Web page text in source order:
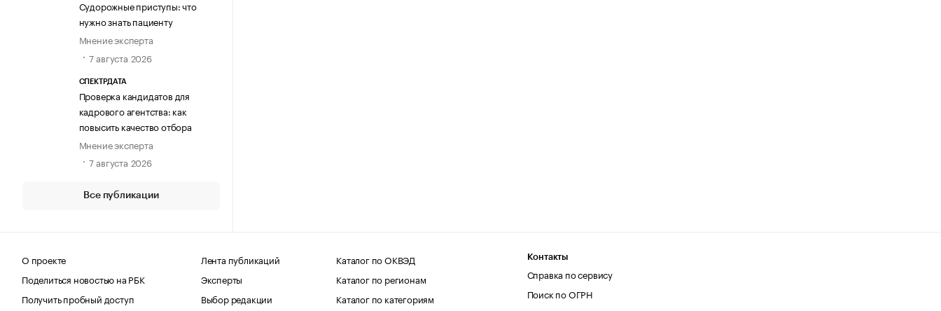
Судорожные приступы: что
нужно знать пациенту
Мнение эксперта
7 августа 2026
СПЕКТРДАТА
Проверка кандидатов для
кадрового агентства: как
повысить качество отбора
Мнение эксперта
7 августа 2026
Все публикации
О проекте
Поделиться новостью на РБК
Получить пробный доступ
Лента публикаций
Эксперты
Выбор редакции
Каталог по ОКВЭД
Каталог по регионам
Каталог по категориям
Контакты
Справка по сервису
Поиск по ОГРН